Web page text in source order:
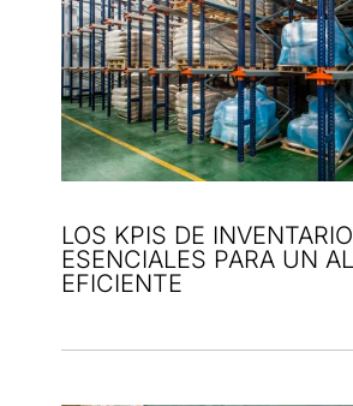
LOS KPIS DE INVENTARIO
ESENCIALES PARA UN
EFICIENTE